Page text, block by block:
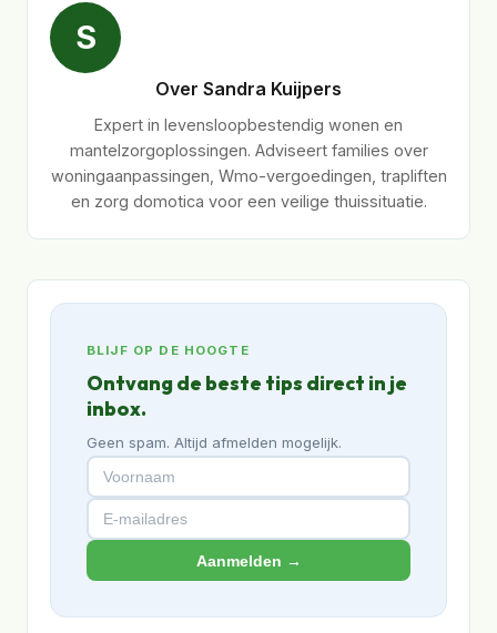
S
Over Sandra Kuijpers
Expert in levensloopbestendig wonen en
mantelzorgoplossingen. Adviseert families over
woningaanpassingen, Wmo-vergoedingen, trapliften
en zorg domotica voor een veilige thuissituatie.
BLIJF OP DE HOOGTE
Ontvang de beste tips direct in je
inbox.
Geen spam. Altijd afmelden mogelijk.
Aanmelden →